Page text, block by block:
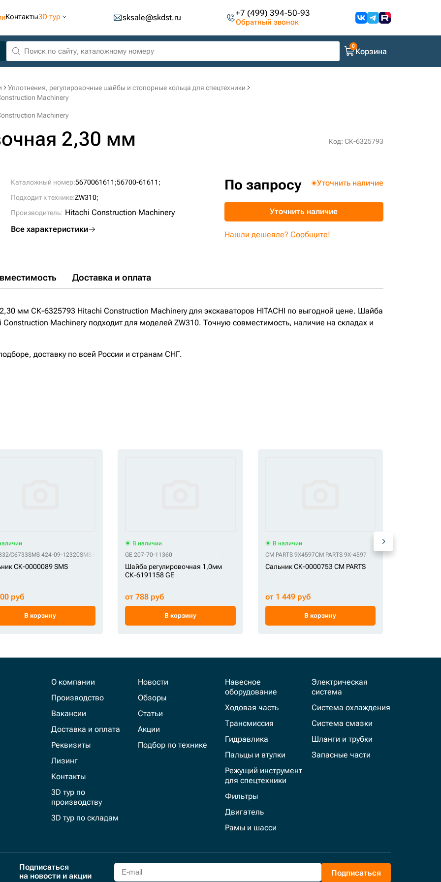
Контакты3D тур sksale@skdst.ru +7 (499) 394-50-93
Обратный звонок
Корзина
Уплотнения, регулировочные шайбы и стопорные кольца для спецтехники
Machinery
Machinery
2,30 мм Код: СК-6325793
Каталожный номер:5670061611;56700-61611;
Подходит к технике:ZW310;
Производитель: Hitachi Construction Machinery
Все характеристики
По запросу Уточнить наличие
Уточнить наличие
Нашли дешевле? Сообщите!
Доставка и оплата
мм СК-6325793 Hitachi Construction Machinery для экскаваторов HITACHI по выгодной цене. Шайба
Machinery подходит для моделей ZW310. Точную совместимость, наличие на складах и
доставку по всей России и странам СНГ.
3051
C6733SMS 424-09-12320SMS KHV0102
СК-0000089 SMS
руб
В корзину
В наличии
GE 207-70-11360
Шайба регулировочная 1,0мм
СК-6191158 GE
от 788 руб
В корзину
В наличии
CM PARTS 9X4597CM PARTS 9X-4597
Сальник СК-0000753 CM PARTS
от 1 449 руб
В корзину
О компании
Производство
Вакансии
Доставка и оплата
Реквизиты
Лизинг
Контакты
3D тур по
производству
3D тур по складам
Новости
Обзоры
Статьи
Акции
Подбор по технике
Навесное
оборудование
Ходовая часть
Трансмиссия
Гидравлика
Пальцы и втулки
Режущий инструмент
для спецтехники
Фильтры
Двигатель
Рамы и шасси
Электрическая
система
Система охлаждения
Система смазки
Шланги и трубки
Запасные части
Подписаться
на новости и акции
Подписаться